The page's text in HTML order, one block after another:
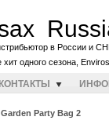
в России и
хит одного сезона,
КОНТАКТЫ
Garden Party Bag 2